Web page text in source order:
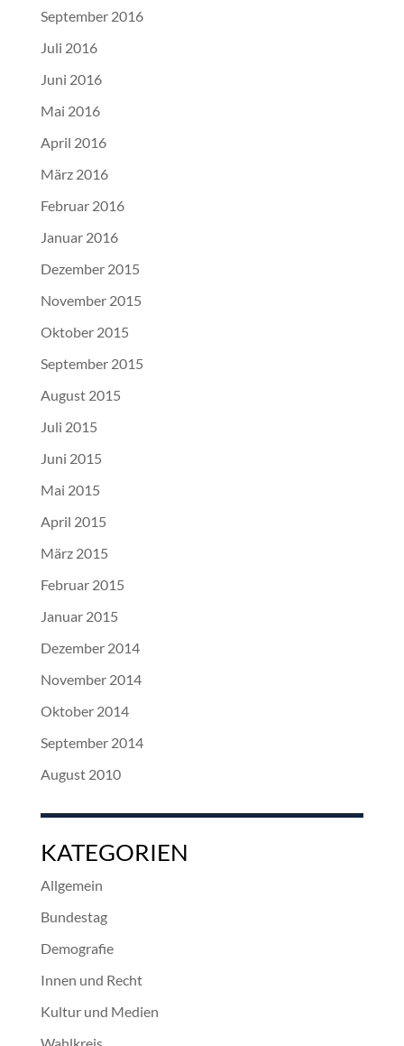
September 2016
Juli 2016
Juni 2016
Mai 2016
April 2016
März 2016
Februar 2016
Januar 2016
Dezember 2015
November 2015
Oktober 2015
September 2015
August 2015
Juli 2015
Juni 2015
Mai 2015
April 2015
März 2015
Februar 2015
Januar 2015
Dezember 2014
November 2014
Oktober 2014
September 2014
August 2010
KATEGORIEN
Allgemein
Bundestag
Demografie
Innen und Recht
Kultur und Medien